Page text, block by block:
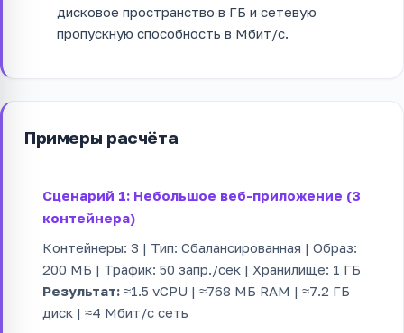
дисковое пространство в ГБ и сетевую
пропускную способность в Мбит/с.
Примеры расчёта
Сценарий 1: Небольшое веб-приложение (3
контейнера)
Контейнеры: 3 | Тип: Сбалансированная | Образ:
200 МБ | Трафик: 50 запр./сек | Хранилище: 1 ГБ
Результат: ≈1.5 vCPU | ≈768 МБ RAM | ≈7.2 ГБ
диск | ≈4 Мбит/с сеть